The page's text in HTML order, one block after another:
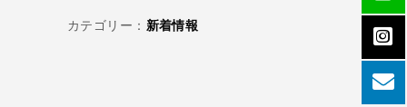
カテゴリー： 新着情報